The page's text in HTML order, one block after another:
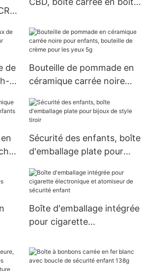
-
résistance enfant, mini
bouton rond
de
Bouteille de pommade en
céramique carrée noire
crème pour les yeux 5g
Sécurité des enfants, boîte
d'emballage plate pour
Boîte d'emballage intégrée
pour cigarette
de sécurité enfant